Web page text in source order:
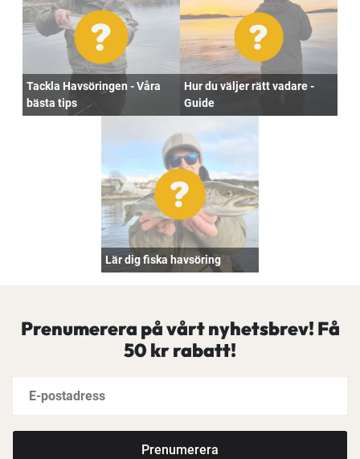
Tackla Havsöringen - Våra
bästa tips
Hur du väljer rätt vadare -
Guide
Lär dig fiska havsöring
Prenumerera på vårt nyhetsbrev! Få
50 kr rabatt!
Prenumerera